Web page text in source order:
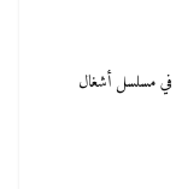
مسلسل أشغال